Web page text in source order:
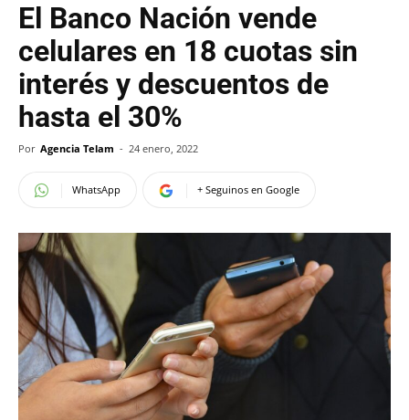
El Banco Nación vende
celulares en 18 cuotas sin
interés y descuentos de
hasta el 30%
Por Agencia Telam - 24 enero, 2022
WhatsApp + Seguinos en Google